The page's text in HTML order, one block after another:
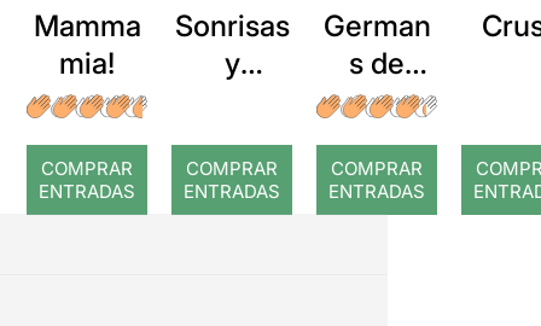
Mamma
mia!
COMPRAR
ENTRADAS
Sonrisas
y
COMPRAR
ENTRADAS
German
s de
sang
COMPRAR
ENTRADAS